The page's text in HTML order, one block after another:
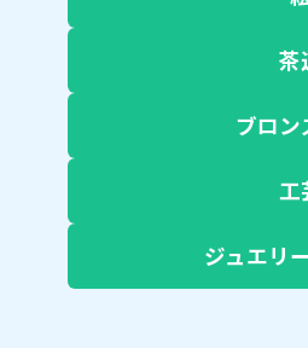
茶
ブロン
工
ジュエリ